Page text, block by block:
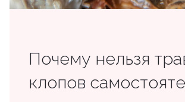
Почему нельзя
клопов